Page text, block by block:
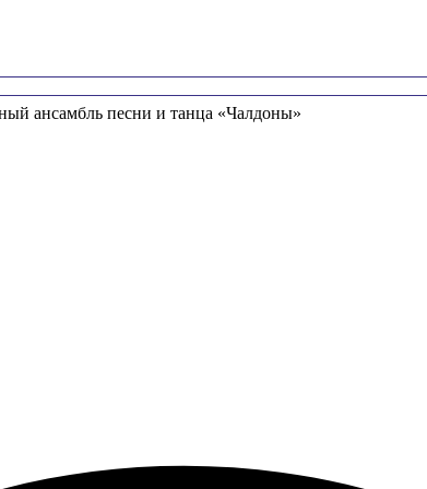
ансамбль песни и танца «Чалдоны»